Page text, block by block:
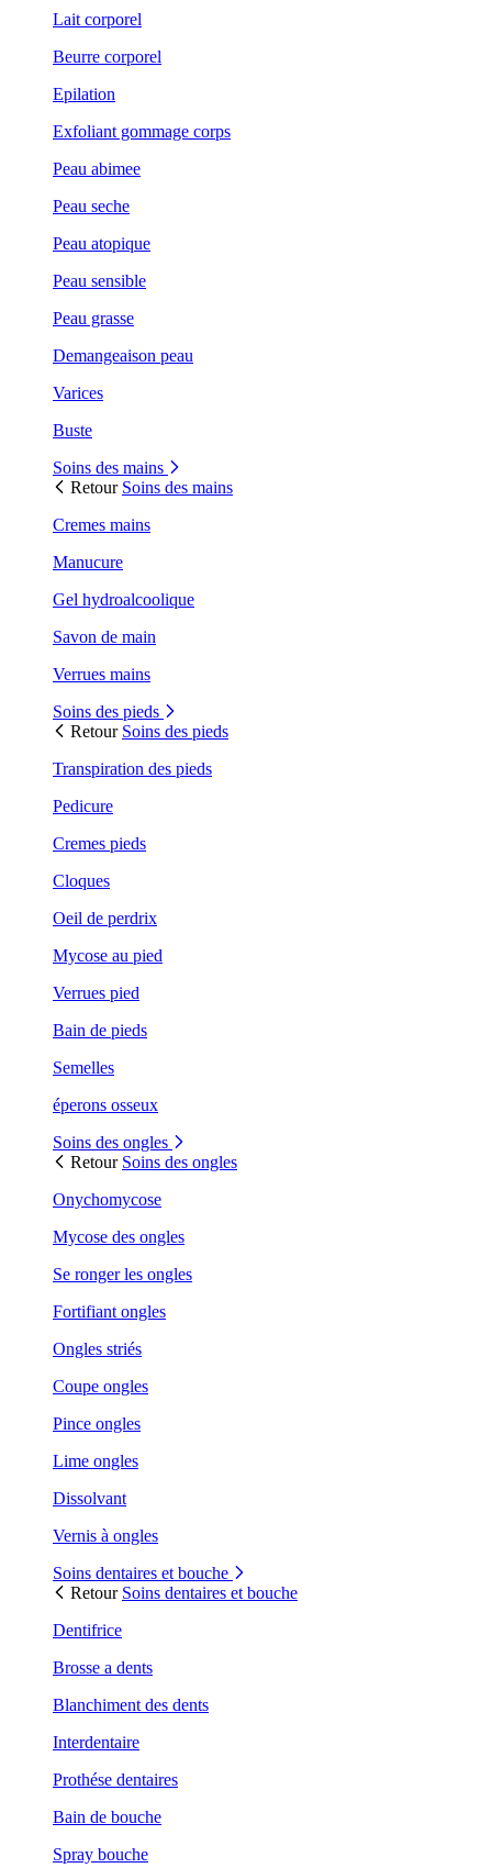
Lait corporel
Beurre corporel
Epilation
Exfoliant gommage corps
Peau abimee
Peau seche
Peau atopique
Peau sensible
Peau grasse
Demangeaison peau
Varices
Buste
Soins des mains
Retour Soins des mains
Cremes mains
Manucure
Gel hydroalcoolique
Savon de main
Verrues mains
Soins des pieds
Retour Soins des pieds
Transpiration des pieds
Pedicure
Cremes pieds
Cloques
Oeil de perdrix
Mycose au pied
Verrues pied
Bain de pieds
Semelles
éperons osseux
Soins des ongles
Retour Soins des ongles
Onychomycose
Mycose des ongles
Se ronger les ongles
Fortifiant ongles
Ongles striés
Coupe ongles
Pince ongles
Lime ongles
Dissolvant
Vernis à ongles
Soins dentaires et bouche
Retour Soins dentaires et bouche
Dentifrice
Brosse a dents
Blanchiment des dents
Interdentaire
Prothése dentaires
Bain de bouche
Spray bouche